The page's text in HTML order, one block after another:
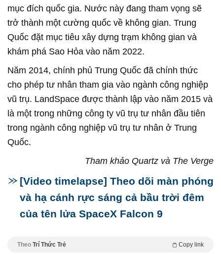
mục đích quốc gia. Nước này đang tham vọng sẽ
trở thành một cường quốc về không gian. Trung
Quốc đặt mục tiêu xây dựng trạm không gian và
khám phá Sao Hỏa vào năm 2022.
Năm 2014, chính phủ Trung Quốc đã chính thức
cho phép tư nhân tham gia vào ngành công nghiệp
vũ trụ. LandSpace được thành lập vào năm 2015 và
là một trong những công ty vũ trụ tư nhân đầu tiên
trong ngành công nghiệp vũ trụ tư nhân ở Trung
Quốc.
Tham khảo Quartz và The Verge
[Video timelapse] Theo dõi màn phóng
và hạ cánh rực sáng cả bầu trời đêm
của tên lửa SpaceX Falcon 9
Theo Trí Thức Trẻ Copy link